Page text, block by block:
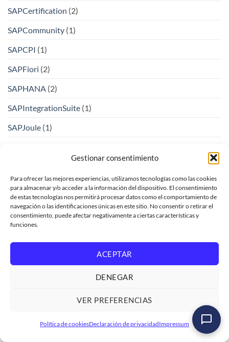
Gestionar consentimiento
Para ofrecer las mejores experiencias, utilizamos tecnologías como las cookies
para almacenar y/o acceder a la información del dispositivo. El consentimiento
de estas tecnologías nos permitirá procesar datos como el comportamiento de
navegación o las identificaciones únicas en este sitio. No consentir o retirar el
consentimiento, puede afectar negativamente a ciertas características y
funciones.
ACEPTAR
DENEGAR
VER PREFERENCIAS
Política de cookiesDeclaración de privacidadImpressum
SAPCertification (2)
SAPCommunity (1)
SAPCPI (1)
SAPFiori (2)
SAPHANA (2)
SAPIntegrationSuite (1)
SAPJoule (1)
(2)
Sentencias OPEN SQL dinámicas(4)
ShadowAI(1)
Sin categoría
SovereignAI(1)
TechNews(1)
Transformación Digital(1)
Extensibilidad Clean Core